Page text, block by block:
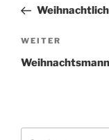
Beitrag
Nächster
Beitrag
WEITER